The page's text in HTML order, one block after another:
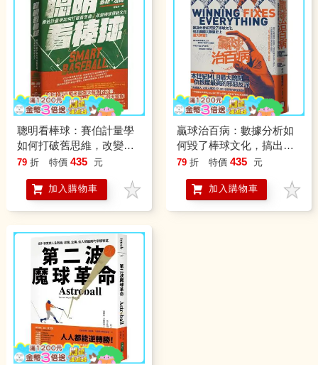
聰明看棒球：賽伯計量學
如何打破舊思維，改變棒
球傳統文化
79 折 特價 435 元
加入購物車
贏球治百病：數據分析如
何毀了棒球文化，搞出美
國大聯盟史上最大弊案！
79 折 特價 435 元
加入購物車